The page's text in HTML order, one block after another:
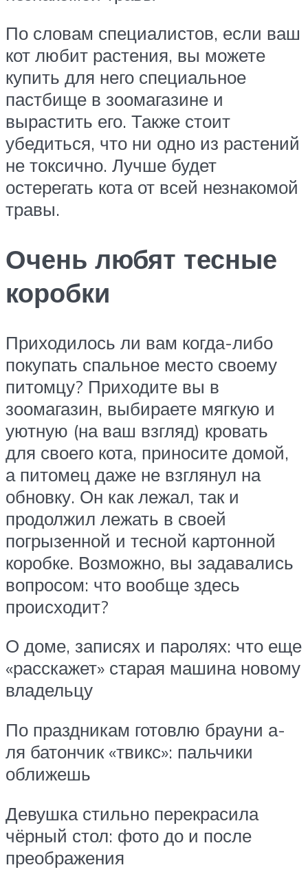
По словам специалистов, если ваш
кот любит растения, вы можете
купить для него специальное
пастбище в зоомагазине и
вырастить его. Также стоит
убедиться, что ни одно из растений
не токсично. Лучше будет
остерегать кота от всей незнакомой
травы.
Очень любят тесные
коробки
Приходилось ли вам когда-либо
покупать спальное место своему
питомцу? Приходите вы в
зоомагазин, выбираете мягкую и
уютную (на ваш взгляд) кровать
для своего кота, приносите домой,
а питомец даже не взглянул на
обновку. Он как лежал, так и
продолжил лежать в своей
погрызенной и тесной картонной
коробке. Возможно, вы задавались
вопросом: что вообще здесь
происходит?
О доме, записях и паролях: что еще
«расскажет» старая машина новому
владельцу
По праздникам готовлю брауни а-
ля батончик «твикс»: пальчики
оближешь
Девушка стильно перекрасила
чёрный стол: фото до и после
преображения